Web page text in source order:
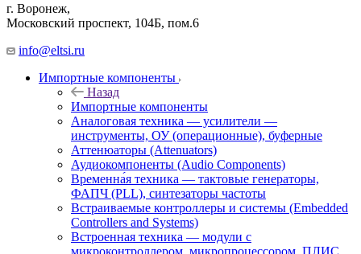
г. Воронеж,
​Московский проспект, 104Б, пом.6
info@eltsi.ru
Импортные компоненты
Назад
Импортные компоненты
Аналоговая техника — усилители —
инструменты, ОУ (операционные), буферные
Аттенюаторы (Attenuators)
Аудиокомпоненты (Audio Components)
Временна́я техника — тактовые генераторы,
ФАПЧ (PLL), синтезаторы частоты
Встраиваемые контроллеры и системы (Embedded
Controllers and Systems)
Встроенная техника — модули с
микроконтроллером, микропроцессором, ПЛИС